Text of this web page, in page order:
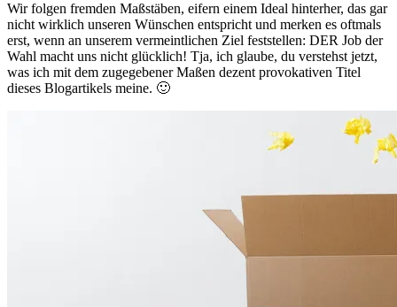
Wir folgen fremden Maßstäben, eifern einem Ideal hinterher, das gar
nicht wirklich unseren Wünschen entspricht und merken es oftmals
erst, wenn an unserem vermeintlichen Ziel feststellen: DER Job der
Wahl macht uns nicht glücklich! Tja, ich glaube, du verstehst jetzt,
was ich mit dem zugegebener Maßen dezent provokativen Titel
dieses Blogartikels meine. 🙂